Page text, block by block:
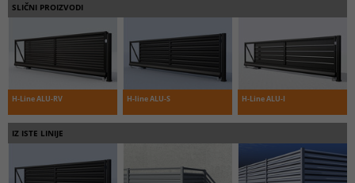
SLIČNI PROIZVODI
H-Line ALU-RV H-line ALU-S H-Line ALU-I
IZ ISTE LINIJE